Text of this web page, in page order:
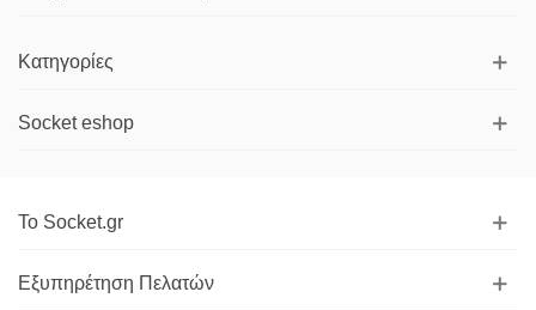
Κατηγορίες
Socket eshop
Το Socket.gr
Εξυπηρέτηση Πελατών